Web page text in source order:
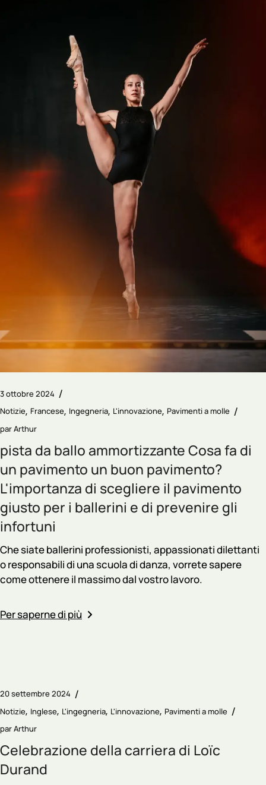
3 ottobre 2024
Notizie Francese Ingegneria L'innovazione Pavimenti a molle
parArthur
pista da ballo ammortizzante Cosa fa di
un pavimento un buon pavimento?
L'importanza di scegliere il pavimento
giusto per i ballerini e di prevenire gli
infortuni
Che siate ballerini professionisti, appassionati dilettanti
o responsabili di una scuola di danza, vorrete sapere
come ottenere il massimo dal vostro lavoro.
Per saperne di più
20 settembre 2024
Notizie Inglese L'ingegneria L'innovazione Pavimenti a molle
parArthur
Celebrazione della carriera di Loïc
Durand